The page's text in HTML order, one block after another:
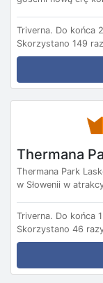
Triverna. Do końca
Skorzystano 149
Thermana
Thermana Park
w Słowenii w
Triverna. Do końca
Skorzystano 46